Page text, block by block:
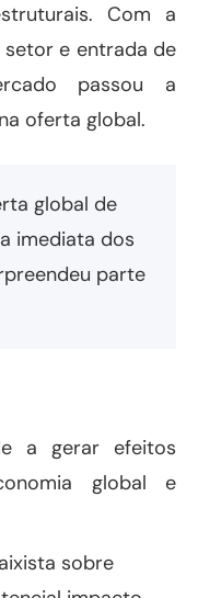
Com a
e entrada de
passou a
oferta global.
global de
imediata dos
parte
a gerar efeitos
global e
sobre